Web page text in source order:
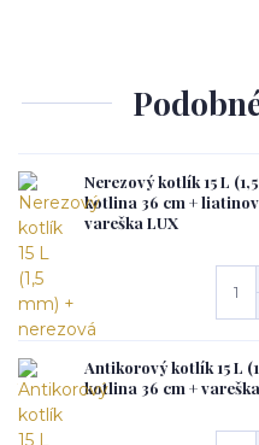
Nerezový kotlík 15 L
kotlina 36 cm +
vareška LUX
Antikorový kotlík 15 L
kotlina 36 cm +